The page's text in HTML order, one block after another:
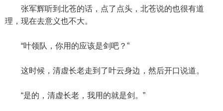
张军辉听到北苍的话，点了点头，北苍说的也很有道
理，现在去意义也不大。
“叶领队，你用的应该是剑吧？”
这时候，清虚长老走到了叶云身边，然后开口说道。
“是的，清虚长老，我用的就是剑。”